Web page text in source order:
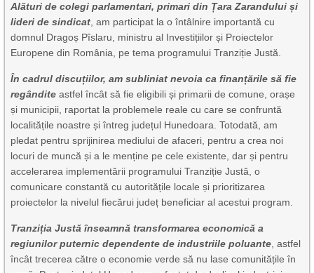
Alături de colegi parlamentari, primari din Țara Zarandului și
lideri de sindicat , am participat la o întâlnire importantă cu
domnul Dragoș Pîslaru, ministru al Investițiilor și Proiectelor
Europene din România, pe tema programului Tranziție Justă.
În cadrul discuțiilor, am subliniat nevoia ca finanțările să fie
regândite astfel încât să fie eligibili și primarii de comune, orașe
și municipii, raportat la problemele reale cu care se confruntă
localitățile noastre și întreg județul Hunedoara. Totodată, am
pledat pentru sprijinirea mediului de afaceri, pentru a crea noi
locuri de muncă și a le menține pe cele existente, dar și pentru
accelerarea implementării programului Tranziție Justă, o
comunicare constantă cu autoritățile locale și prioritizarea
proiectelor la nivelul fiecărui județ beneficiar al acestui program.
Tranziția Justă înseamnă transformarea economică a
regiunilor puternic dependente de industriile poluante , astfel
încât trecerea către o economie verde să nu lase comunitățile în